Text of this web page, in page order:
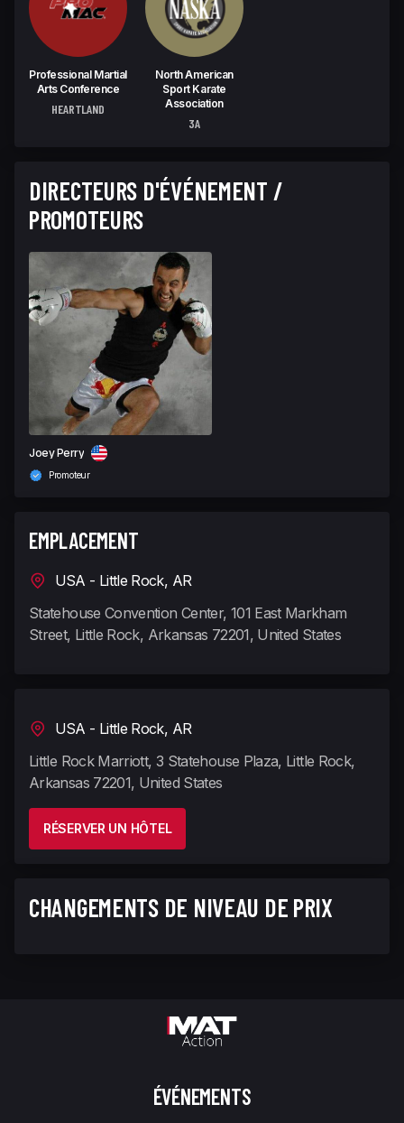
Professional Martial
Arts Conference
HEARTLAND
North American
Sport Karate
Association
3A
DIRECTEURS D'ÉVÉNEMENT /
PROMOTEURS
Joey Perry
Promoteur
EMPLACEMENT
USA - Little Rock, AR
Statehouse Convention Center, 101 East Markham
Street, Little Rock, Arkansas 72201, United States
USA - Little Rock, AR
Little Rock Marriott, 3 Statehouse Plaza, Little Rock,
Arkansas 72201, United States
RÉSERVER UN HÔTEL
CHANGEMENTS DE NIVEAU DE PRIX
ÉVÉNEMENTS